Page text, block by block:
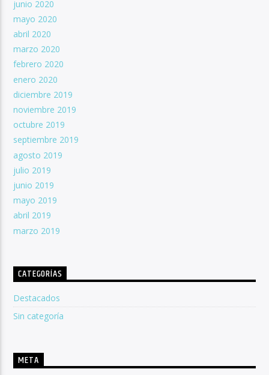
junio 2020
mayo 2020
abril 2020
marzo 2020
febrero 2020
enero 2020
diciembre 2019
noviembre 2019
octubre 2019
septiembre 2019
agosto 2019
julio 2019
junio 2019
mayo 2019
abril 2019
marzo 2019
CATEGORÍAS
Destacados
Sin categoría
META